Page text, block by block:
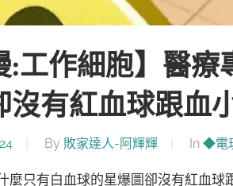
:工作細胞】醫
沒有紅血球跟血
By 敗家達人-阿輝輝 In ◆電
麼只有白血球的星爆圖卻沒有紅血